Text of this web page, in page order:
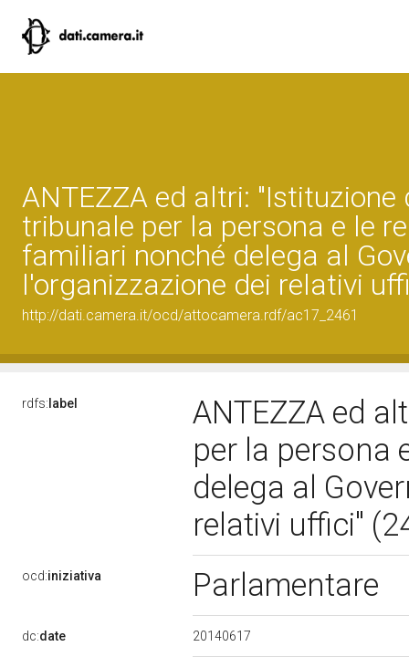
ANTEZZA ed altri: "Istituzione
tribunale per la persona e le
familiari nonché delega al
l'organizzazione dei relativi
http://dati.camera.it/ocd/attocamera.rdf/ac17_2461
rdfs: label
ANTEZZA ed
per la persona
delega al
relativi uffici"
ocd:iniziativa Parlamentare
dc:date 20140617